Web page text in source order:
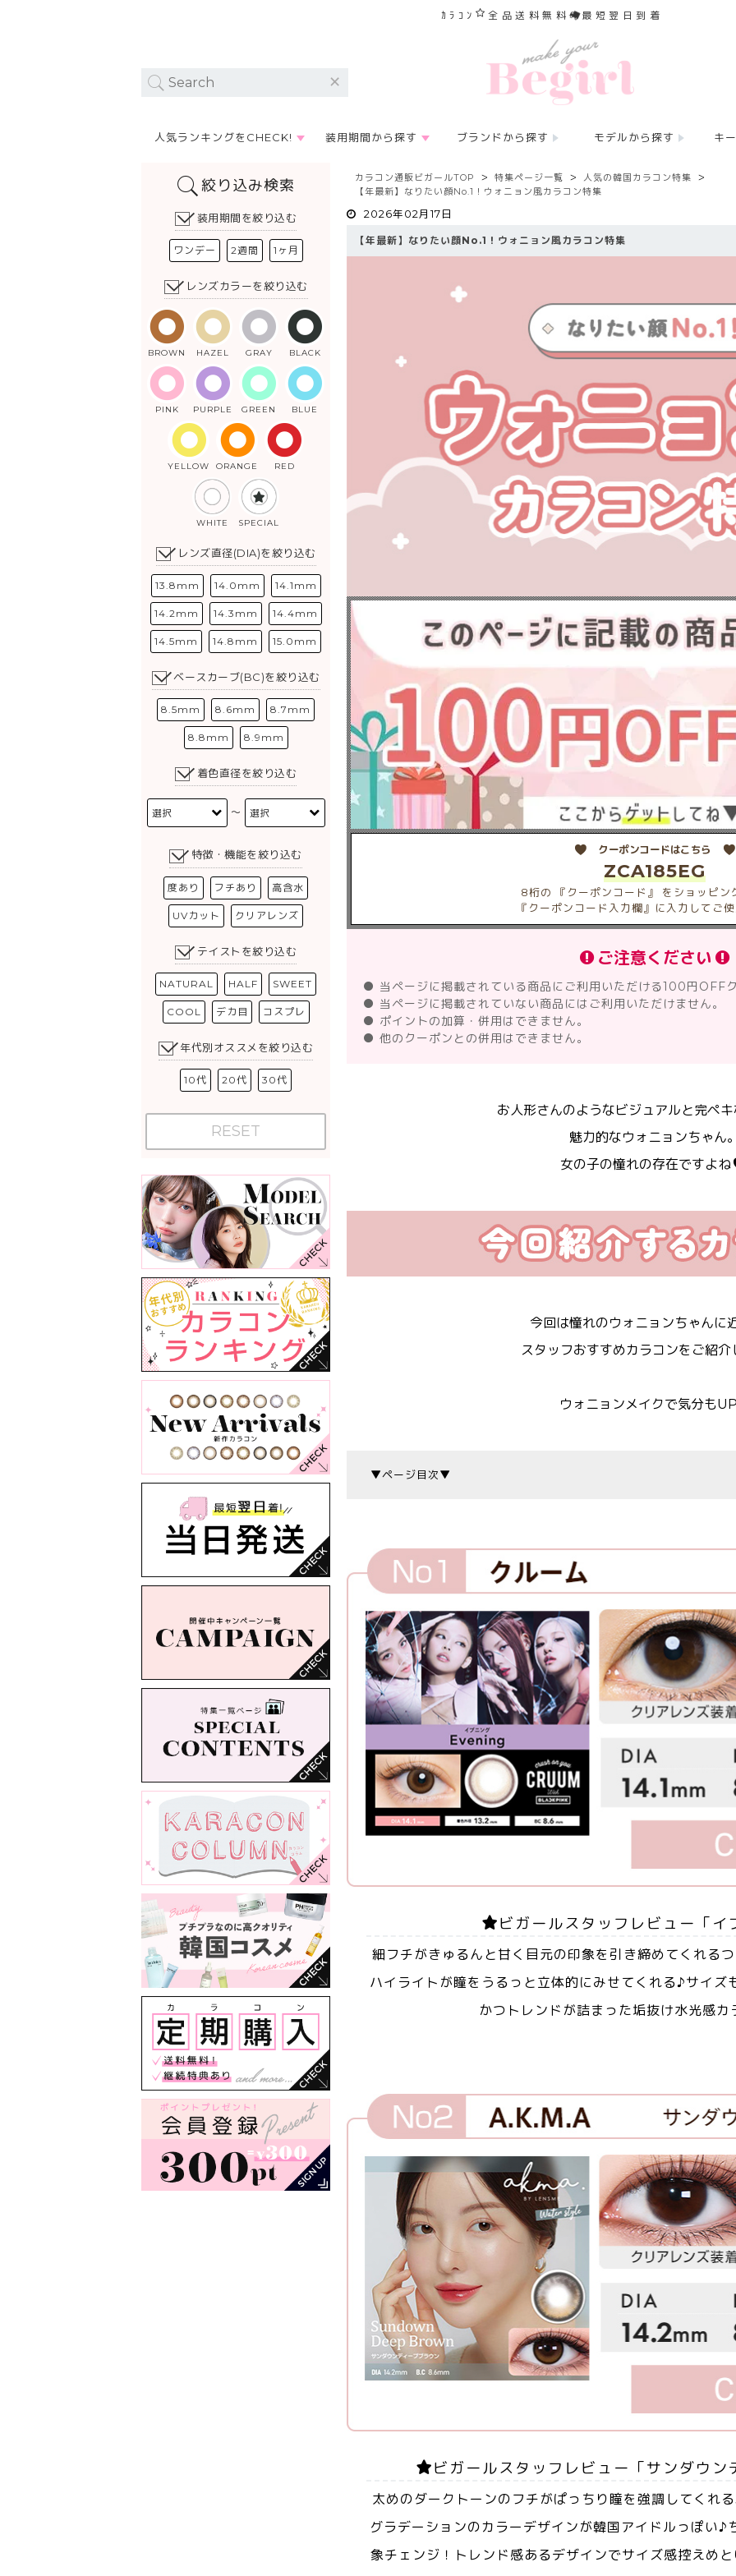
ｶﾗｺﾝ 全品送料無料 最短翌日到着
人気ランキングをCHECK! 装用期間から探す ブランドから探す モデルから探す キ
絞り込み検索
装用期間を絞り込む
ワンデー 2週間 1ヶ月
レンズカラーを絞り込む
BROWN HAZEL GRAY BLACK
PINK PURPLE GREEN BLUE
YELLOW ORANGE RED
WHITE SPECIAL
レンズ直径(DIA)を絞り込む
13.8mm 14.0mm 14.1mm
14.2mm 14.3mm 14.4mm
14.5mm 14.8mm 15.0mm
ベースカーブ(BC)を絞り込む
8.5mm 8.6mm 8.7mm
8.8mm 8.9mm
着色直径を絞り込む
〜
特徴・機能を絞り込む
度あり フチあり 高含水
UVカット クリアレンズ
テイストを絞り込む
NATURAL HALF SWEET
COOL デカ目 コスプレ
年代別オススメを絞り込む
10代 20代 30代
RESET
カラコン通販ビガールTOP 特集ページ一覧
人気の韓国カラコン特集
【 年最新】なりたい顔No.1！ウォニョン風カラコン特集
2026年02月17日
【年最新】なりたい顔No.1！ウォニョン風カラコン特集
クーポンコードはこちら
ZCA185EG
8桁の 『クーポンコード』 をショッピン
『クーポンコード入力欄』に入力してご
ご注意ください
● 当ページに掲載されている商品にご利用いただける100円OFF
● 当ページに掲載されていない商品にはご利用いただけません。
● ポイントの加算・併用はできません。
● 他のクーポンとの併用はできません。
お人形さんのようなビジュアルと完ペ
魅力的なウォニョンちゃん
女の子の憧れの存在ですよね
今回は憧れのウォニョンちゃんに
スタッフおすすめカラコンをご紹介
ウォニョンメイクで気分も
▼ページ目次▼
ビガールスタッフレビュー「イ
細フチがきゅるんと甘く目元の印象を引き締めてくれる
ハイライトが瞳をうるっと立体的にみせてくれる♪サイズ
かつトレンドが詰まった垢抜け水光感
ビガールスタッフレビュー「サンダウン
太めのダークトーンのフチがぱっちり瞳を強調してくれ
グラデーションのカラーデザインが韓国アイドルっぽい♪
象チェンジ！トレンド感あるデザインでサイズ感控えめ